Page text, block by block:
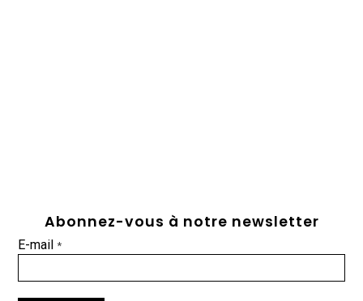
Abonnez-vous à notre newsletter
E-mail*